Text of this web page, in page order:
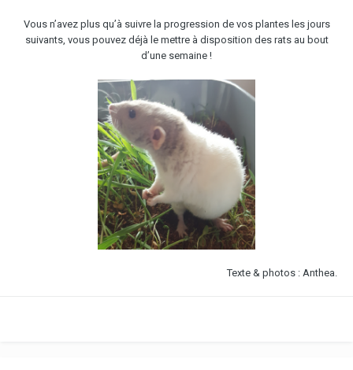
Vous n’avez plus qu’à suivre la progression de vos plantes les jours
suivants, vous pouvez déjà le mettre à disposition des rats au bout
d’une semaine !
Texte & photos : Anthea.